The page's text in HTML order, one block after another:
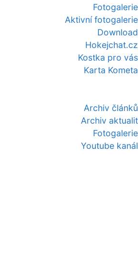
Fotogalerie
Aktivní fotogalerie
Download
Hokejchat.cz
Kostka pro vás
Karta Kometa
Archiv článků
Archiv aktualit
Fotogalerie
Youtube kanál